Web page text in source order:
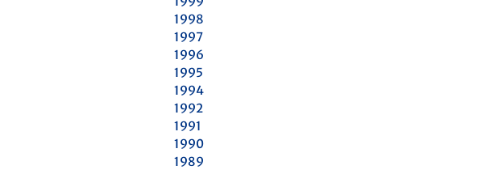
1998
1997
1996
1995
1994
1992
1991
1990
1989